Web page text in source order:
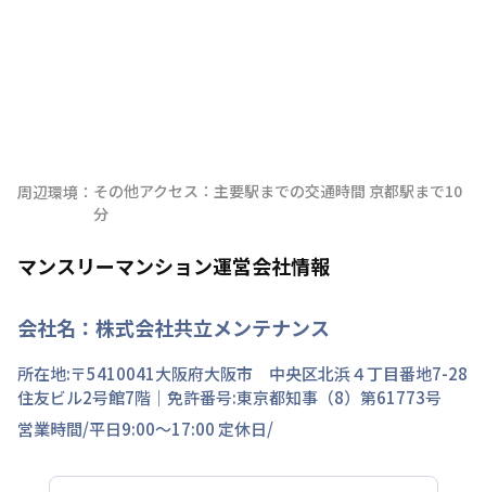
周辺環境： その他アクセス：主要駅までの交通時間 京都駅まで10
分
マンスリーマンション運営会社情報
会社名： 株式会社共立メンテナンス
所在地:〒5410041大阪府大阪市 中央区北浜４丁目番地7-28
住友ビル2号館7階 ｜免許番号:東京都知事（8）第61773号
営業時間/平日9:00～17:00 定休日/